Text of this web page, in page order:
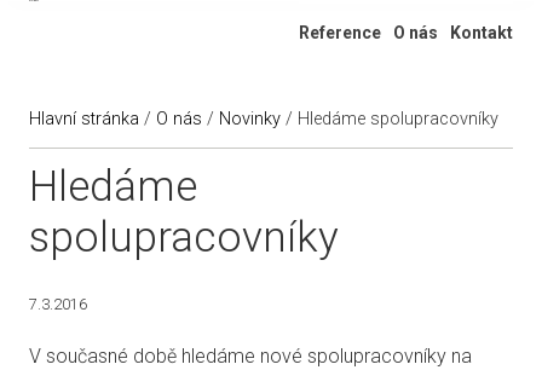
Reference O nás Kontakt
Hlavní stránka / O nás / Novinky / Hledáme spolupracovníky
Hledáme
spolupracovníky
7.3.2016
V současné době hledáme nové spolupracovníky na